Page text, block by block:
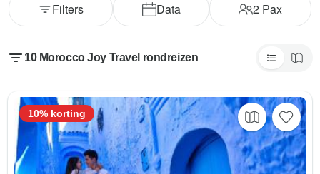
Data 2 Pax
Filters
10 Morocco Joy Travel rondreizen
10% korting